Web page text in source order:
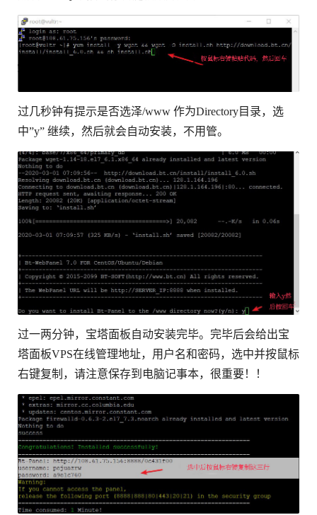
过几秒钟有提示是否选泽/www 作为Directory目录，选
中”y” 继续，然后就会自动安装，不用管。
过一两分钟，宝塔面板自动安装完毕。完毕后会给出宝
塔面板VPS在线管理地址，用户名和密码，选中并按鼠标
右键复制，请注意保存到电脑记事本，很重要！！